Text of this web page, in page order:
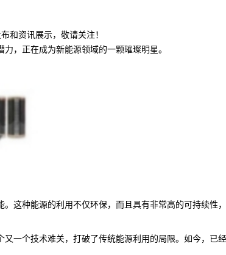
和资讯展示，敬请关注！
，正在成为新能源领域的一颗璀璨明星。
这种能源的利用不仅环保，而且具有非常高的可持续性
一个技术难关，打破了传统能源利用的局限。如今，已